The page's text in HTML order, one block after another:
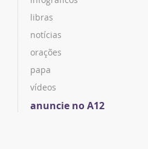
libras
notícias
orações
papa
vídeos
anuncie no A12